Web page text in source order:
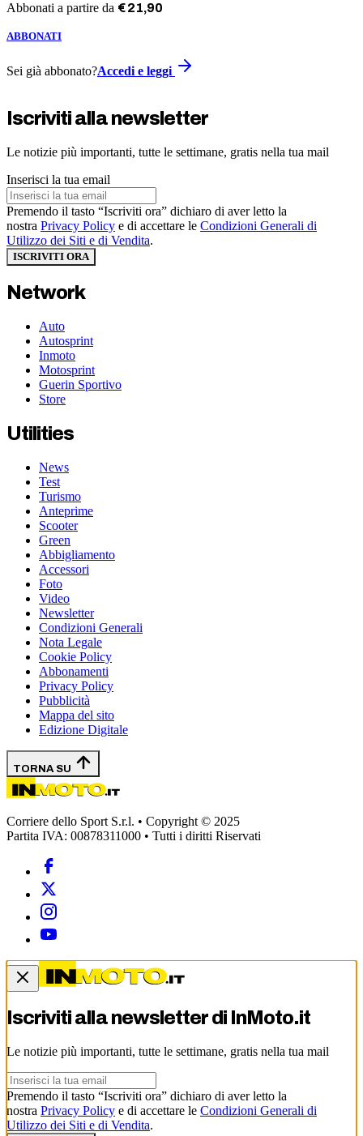
Abbonati a partire da €21,90
ABBONATI
Sei già abbonato?Accedi e leggi
Iscriviti alla newsletter
Le notizie più importanti, tutte le settimane, gratis nella tua mail
Inserisci la tua email
Premendo il tasto “Iscriviti ora” dichiaro di aver letto la
nostra Privacy Policy e di accettare le Condizioni Generali di
Utilizzo dei Siti e di Vendita.
ISCRIVITI ORA
Network
Auto
Autosprint
Inmoto
Motosprint
Guerin Sportivo
Store
Utilities
News
Test
Turismo
Anteprime
Scooter
Green
Abbigliamento
Accessori
Foto
Video
Newsletter
Condizioni Generali
Nota Legale
Cookie Policy
Abbonamenti
Privacy Policy
Pubblicità
Mappa del sito
Edizione Digitale
TORNA SU
Corriere dello Sport S.r.l. • Copyright © 2025
Partita IVA: 00878311000 • Tutti i diritti Riservati
Iscriviti alla newsletter di InMoto.it
Le notizie più importanti, tutte le settimane, gratis nella tua mail
Premendo il tasto “Iscriviti ora” dichiaro di aver letto la
nostra Privacy Policy e di accettare le Condizioni Generali di
Utilizzo dei Siti e di Vendita.